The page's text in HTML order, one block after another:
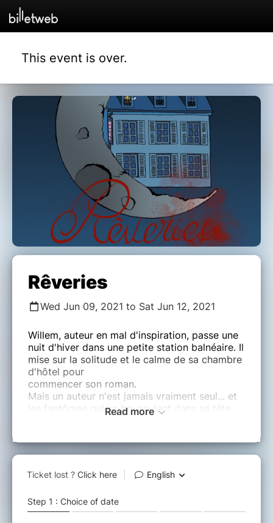
This event is over.
Rêveries
Wed Jun 09, 2021 to Sat Jun 12, 2021
Willem, auteur en mal d'inspiration, passe une
nuit d'hiver dans une petite station balnéaire. Il
mise sur la solitude et le calme de sa chambre
d'hôtel pour
commencer son roman.
Mais un auteur n'est jamais vraiment seul... et
les fantômes qui se bousculent dans sa tête
Une pièce d'Hélène ARNAULT
Avec :
Najia BEN FRAJ
Juliette BOSSOLD
Read more